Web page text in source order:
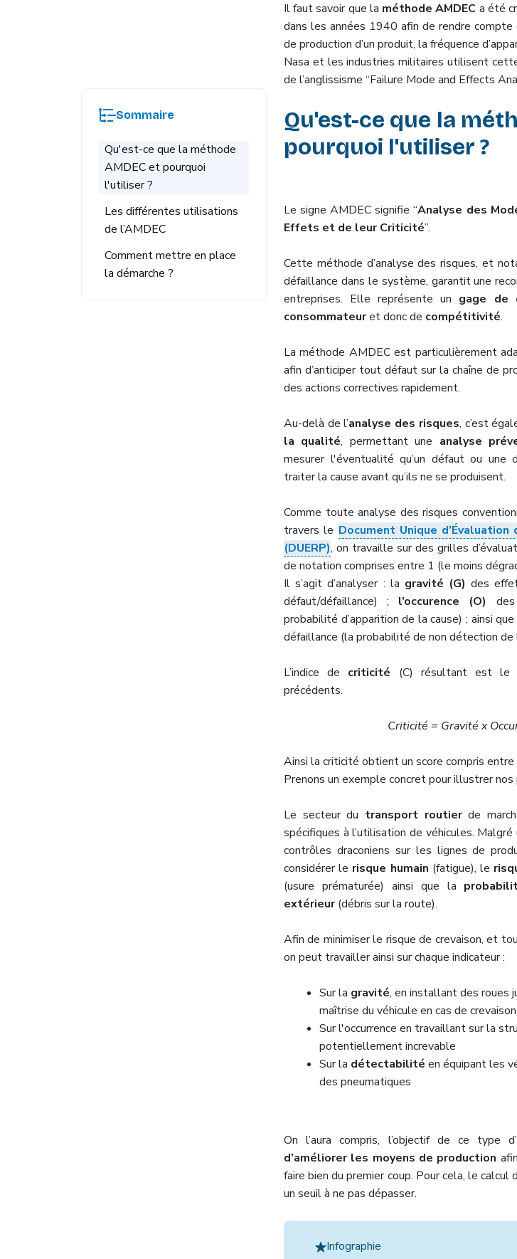
Sommaire
Qu'est-ce que la méthode
AMDEC et pourquoi
l'utiliser ?
Les différentes utilisations
de l’AMDEC
Comment mettre en place
la démarche ?
Il faut savoir que la méthode AMDEC a été
dans les années 1940 afin de rendre compte
de production d’un produit, la fréquence
Nasa et les industries militaires utilisent
de l’anglissisme “Failure Mode and Effects
Qu'est-ce que la
pourquoi l'utiliser ?
Le signe AMDEC signifie “Analyse des
Effets et de leur Criticité”.
Cette méthode d’analyse des risques, et
défaillance dans le système, garantit une
entreprises. Elle représente un gage de
consommateuret donc de compétitivité.
La méthode AMDEC est particulièrement
afin d’anticiper tout défaut sur la chaîne de
des actions correctives rapidement.
Au-delà de l’analyse des risques, c’est
la qualité, permettant une analyse
mesurer l'éventualité qu’un défaut ou
traiter la cause avant qu’ils ne se produisent.
Comme toute analyse des risques
travers le Document Unique
(DUERP), on travaille sur des grilles
de notation comprises entre 1 (le moins
Il s’agit d’analyser : la gravité (G)des
défaut/défaillance) ; l’occurence (O)
probabilité d’apparition de la cause) ; ainsi
défaillance (la probabilité de non détection de
L’indice de criticité (C) résultant est le
précédents.
Criticité = Gravité x
Ainsi la criticité obtient un score compris
Prenons un exemple concret pour illustrer nos
Le secteur du transport routierde
spécifiques à l’utilisation de véhicules.
contrôles draconiens sur les lignes de
considérer le risque humain (fatigue), le
(usure prématurée) ainsi que la
extérieur(débris sur la route).
Afin de minimiser le risque de crevaison, et
on peut travailler ainsi sur chaque indicateur :
Sur la gravité, en installant des roues
maîtrise du véhicule en cas de
Sur l'occurrence en travaillant sur la
potentiellement increvable
Sur la détectabilité en équipant les
des pneumatiques
On l’aura compris, l’objectif de ce type
d’améliorer les moyens de production
faire bien du premier coup. Pour cela, le
un seuil à ne pas dépasser.
Infographie